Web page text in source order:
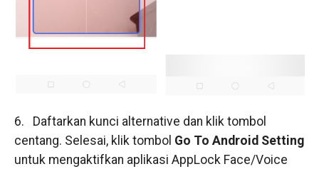
6. Daftarkan kunci alternative dan klik tombol
centang. Selesai, klik tombol Go To Android Setting
untuk mengaktifkan aplikasi AppLock Face/Voice